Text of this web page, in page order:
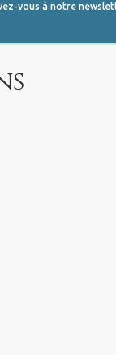
vous à notre